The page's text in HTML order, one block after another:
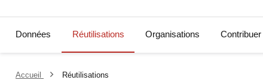
Données Réutilisations Organisations Contribuer
Accueil Réutilisations